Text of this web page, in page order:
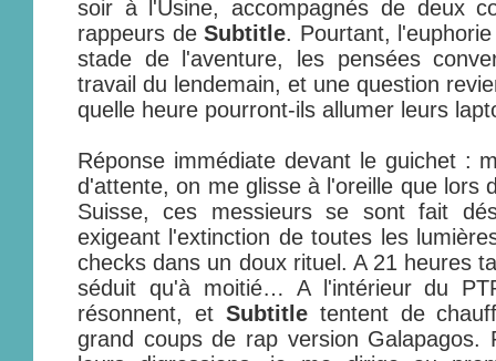
soir à l'Usine, accompagnés de deux
rappeurs de Subtitle. Pourtant,
stade de l'aventure, les pensées
travail du lendemain, et une question
quelle heure pourront-ils allumer leurs
Réponse immédiate devant le guichet :
d'attente, on me glisse à l'oreille que lors
Suisse, ces messieurs se sont fait
exigeant l'extinction de toutes les
checks dans un doux rituel. A 21 heures
séduit qu'à moitié… A l'intérieur du
résonnent, et Subtitletentent de
grand coups de rap version Galapagos.